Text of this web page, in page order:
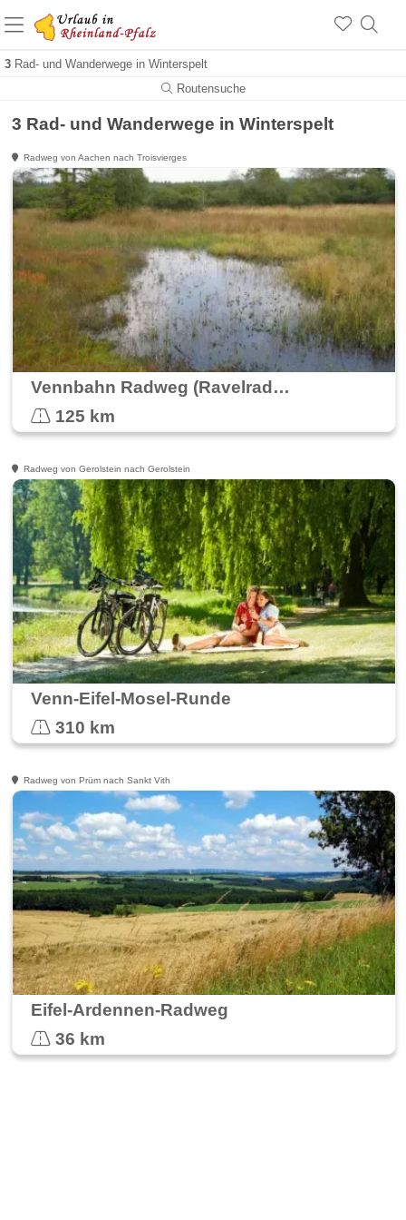
3 Rad- und Wanderwege in Winterspelt
Routensuche
+1.500 Unterkünfte in Rheinland-Pfalz
+1.000 Sehenswürdigkeiten
3 Rad- und Wanderwege in Winterspelt
Radweg von Aachen nach Troisvierges
Vennbahn Radweg (Ravelradweg) Premiumradweg
125 km
Radweg von Gerolstein nach Gerolstein
Venn-Eifel-Mosel-Runde
310 km
Radweg von Prüm nach Sankt Vith
Eifel-Ardennen-Radweg
36 km